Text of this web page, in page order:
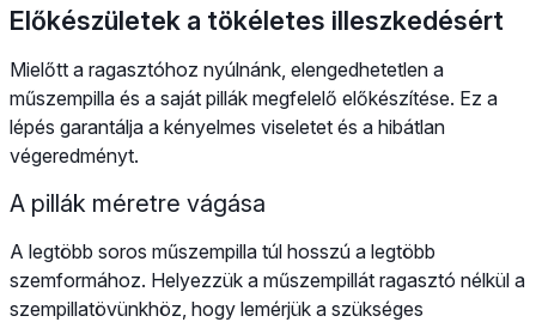
Előkészületek a tökéletes illeszkedésért
Mielőtt a ragasztóhoz nyúlnánk, elengedhetetlen a
műszempilla és a saját pillák megfelelő előkészítése. Ez a
lépés garantálja a kényelmes viseletet és a hibátlan
végeredményt.
A pillák méretre vágása
A legtöbb soros műszempilla túl hosszú a legtöbb
szemformához. Helyezzük a műszempillát ragasztó nélkül a
szempillatövünkhöz, hogy lemérjük a szükséges